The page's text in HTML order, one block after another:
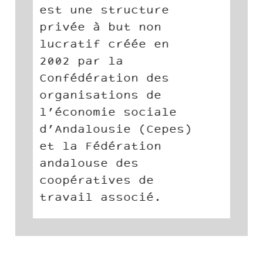
coopératives
industrielles et de
services.
Plan du site
Mentions légales
Crédits